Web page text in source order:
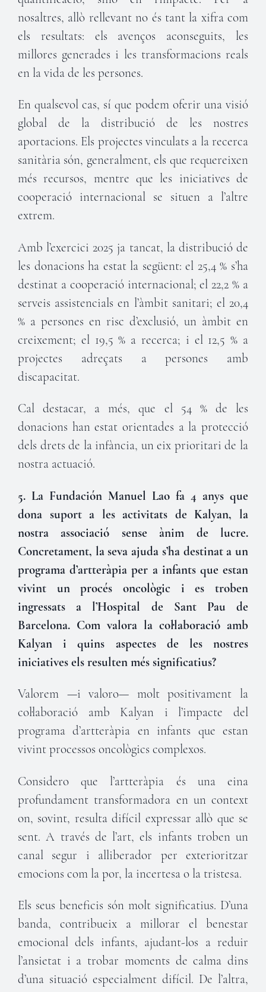
nosaltres, allò rellevant no és tant la xifra com
els resultats: els avenços aconseguits, les
millores generades i les transformacions reals
en la vida de les persones.
En qualsevol cas, sí que podem oferir una visió
global de la distribució de les nostres
aportacions. Els projectes vinculats a la recerca
sanitària són, generalment, els que requereixen
més recursos, mentre que les iniciatives de
cooperació internacional se situen a l’altre
extrem.
Amb l’exercici 2025 ja tancat, la distribució de
les donacions ha estat la següent: el 25,4 % s’ha
destinat a cooperació internacional; el 22,2 % a
serveis assistencials en l’àmbit sanitari; el 20,4
% a persones en risc d’exclusió, un àmbit en
creixement; el 19,5 % a recerca; i el 12,5 % a
projectes adreçats a persones amb
discapacitat.
Cal destacar, a més, que el 54 % de les
donacions han estat orientades a la protecció
dels drets de la infància, un eix prioritari de la
nostra actuació.
5. La Fundación Manuel Lao fa 4 anys que
dona suport a les activitats de Kalyan, la
nostra associació sense ànim de lucre.
Concretament, la seva ajuda s’ha destinat a un
programa d’artteràpia per a infants que estan
vivint un procés oncològic i es troben
ingressats a l’Hospital de Sant Pau de
Barcelona. Com valora la col·laboració amb
Kalyan i quins aspectes de les nostres
iniciatives els resulten més significatius?
Valorem —i valoro— molt positivament la
col·laboració amb Kalyan i l’impacte del
programa d’artteràpia en infants que estan
vivint processos oncològics complexos.
Considero que l’artteràpia és una eina
profundament transformadora en un context
on, sovint, resulta difícil expressar allò que se
sent. A través de l’art, els infants troben un
canal segur i alliberador per exterioritzar
emocions com la por, la incertesa o la tristesa.
Els seus beneficis són molt significatius. D’una
banda, contribueix a millorar el benestar
emocional dels infants, ajudant-los a reduir
l’ansietat i a trobar moments de calma dins
d’una situació especialment difícil. De l’altra,